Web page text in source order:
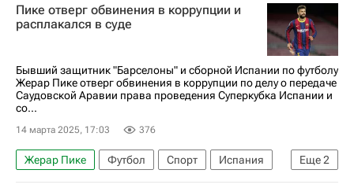
Пике отверг обвинения в коррупции и
расплакался в суде
Бывший защитник "Барселоны" и сборной Испании по футболу
Жерар Пике отверг обвинения в коррупции по делу о передаче
Саудовской Аравии права проведения Суперкубка Испании и
со...
14 марта 2025, 17:03 376
Еще2
Жерар Пике Футбол Спорт
Испания
Саудовская Аравия
Барселона